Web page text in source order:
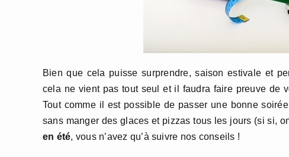
Bien que cela puisse surprendre, saison estivale et
cela ne vient pas tout seul et il faudra faire preuve de
Tout comme il est possible de passer une bonne
sans manger des glaces et pizzas tous les jours (si si,
en été, vous n’avez qu’à suivre nos conseils !